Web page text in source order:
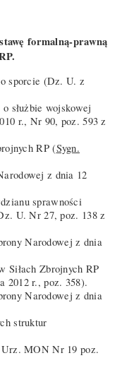
formalną-prawną
sporcie (Dz. U. z
służbie wojskowej
r., Nr 90, poz. 593 z
RP (Sygn.
z dnia 12
sprawności
U. Nr 27, poz. 138 z
Narodowej z dnia
Siłach Zbrojnych RP
2012 r., poz. 358).
Narodowej z dnia
struktur
MON Nr 19 poz.